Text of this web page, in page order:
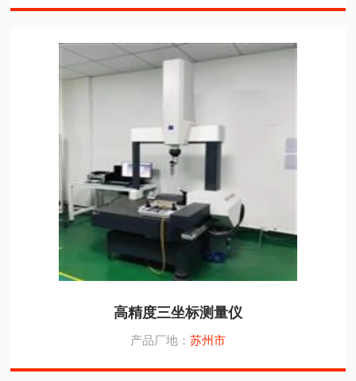
高精度三坐标测量仪
产品厂地： 苏州市